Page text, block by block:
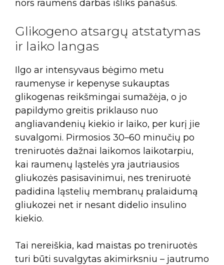
nors raumens darbas išliks panašus.
Glikogeno atsargų atstatymas
ir laiko langas
Ilgo ar intensyvaus bėgimo metu
raumenyse ir kepenyse sukauptas
glikogenas reikšmingai sumažėja, o jo
papildymo greitis priklauso nuo
angliavandenių kiekio ir laiko, per kurį jie
suvalgomi. Pirmosios 30–60 minučių po
treniruotės dažnai laikomos laikotarpiu,
kai raumenų ląstelės yra jautriausios
gliukozės pasisavinimui, nes treniruotė
padidina ląstelių membranų pralaidumą
gliukozei net ir nesant didelio insulino
kiekio.
Tai nereiškia, kad maistas po treniruotės
turi būti suvalgytas akimirksniu – jautrumo